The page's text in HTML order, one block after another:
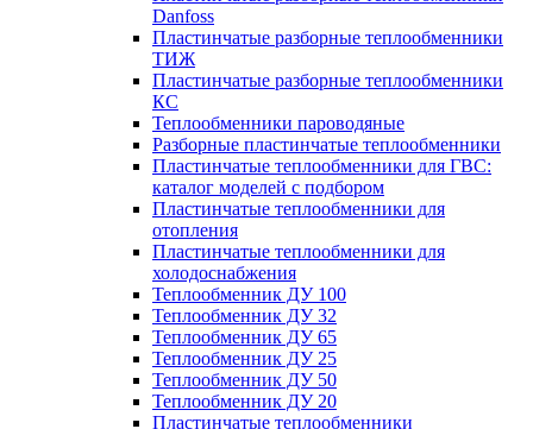
Danfoss
Пластинчатые разборные теплообменники
ТИЖ
Пластинчатые разборные теплообменники
КC
Теплообменники пароводяные
Разборные пластинчатые теплообменники
Пластинчатые теплообменники для ГВС:
каталог моделей с подбором
Пластинчатые теплообменники для
отопления
Пластинчатые теплообменники для
холодоснабжения
Теплообменник ДУ 100
Теплообменник ДУ 32
Теплообменник ДУ 65
Теплообменник ДУ 25
Теплообменник ДУ 50
Теплообменник ДУ 20
Пластинчатые теплообменники